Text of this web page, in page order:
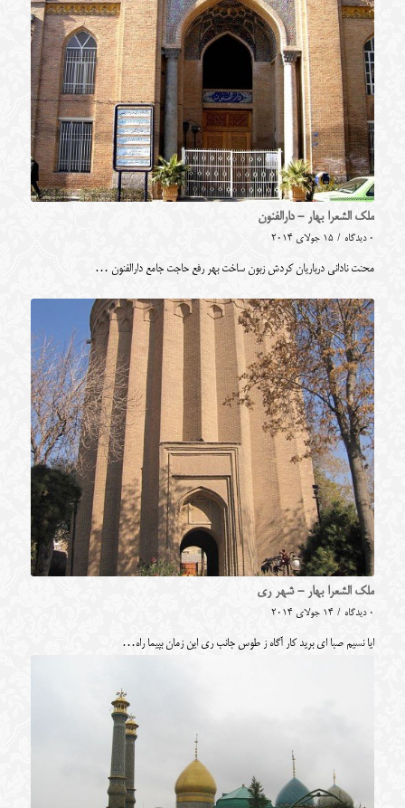
ملک الشعرا بهار - دارالفنون
0 دیدگاه / 15 جولای 2014
محنت نادانی درباریان کردش زبون ساخت بهر رفع حاجت جامع دارالفنون …
ملک الشعرا بهار - شهر ری
0 دیدگاه / 14 جولای 2014
ایا نسیم صبا ای برید کار آگاه ز طوس جانب ری این زمان بپیما راه…